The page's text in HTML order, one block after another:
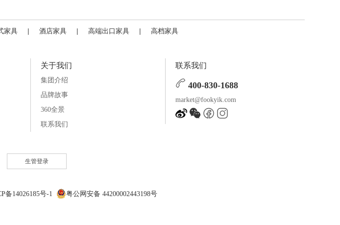
家具 | 酒店家具 | 高端出口家具 | 高档家具
关于我们
集团介绍
品牌故事
360全景
联系我们
联系我们
400-830-1688
market@fookyik.com
生管登录
14026185号-1 粤公网安备 44200002443198号